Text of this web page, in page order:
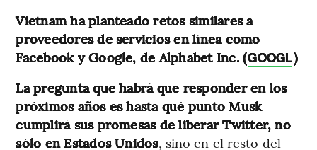
Vietnam ha planteado retos similares a
proveedores de servicios en línea como
Facebook y Google, de Alphabet Inc. (GOOGL)
La pregunta que habrá que responder en los
próximos años es hasta qué punto Musk
cumplirá sus promesas de liberar Twitter, no
sólo en Estados Unidos, sino en el resto del